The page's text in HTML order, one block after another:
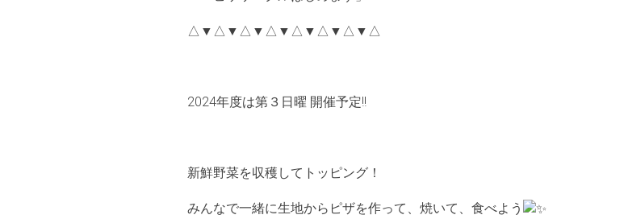
△▼△▼△▼△▼△▼△▼△▼△
2024年度は第３日曜 開催予定!!
新鮮野菜を収穫してトッピング！
みんなで一緒に生地からピザを作って、焼いて、食べよう